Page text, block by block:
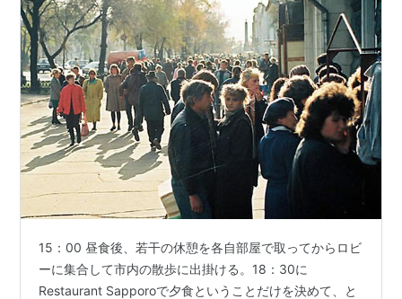
15：00 昼食後、若干の休憩を各自部屋で取ってからロビ
ーに集合して市内の散歩に出掛ける。18：30に
Restaurant Sapporoで夕食ということだけを決めて、と